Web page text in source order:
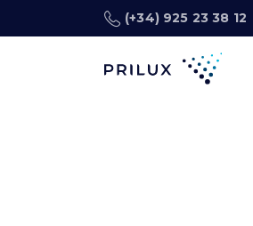
(+34) 925 23 38 12